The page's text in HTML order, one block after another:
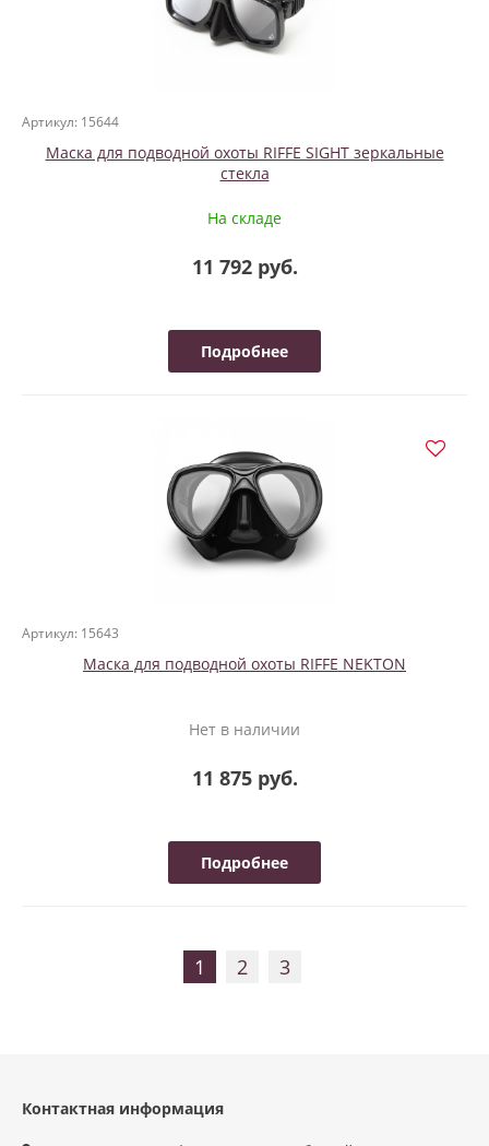
Артикул: 15644
Маска для подводной охоты RIFFE SIGHT зеркальные
стекла
На складе
11 792 руб.
Подробнее
Артикул: 15643
Маска для подводной охоты RIFFE NEKTON
Нет в наличии
11 875 руб.
Подробнее
1 2 3
Контактная информация